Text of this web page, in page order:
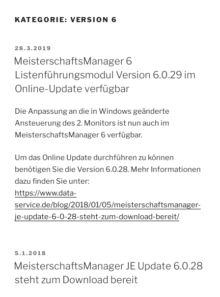
KATEGORIE: VERSION 6
VERÖFFENTLICHT
AM
28.3.2019
MeisterschaftsManager 6
Listenführungsmodul Version 6.0.29 im
Online-Update verfügbar
Die Anpassung an die in Windows geänderte
Ansteuerung des 2. Monitors ist nun auch im
MeisterschaftsManager 6 verfügbar.
Um das Online Update durchführen zu können
benötigen Sie die Version 6.0.28. Mehr Informationen
dazu finden Sie unter:
https://www.data-
service.de/blog/2018/01/05/meisterschaftsmanager-
je-update-6-0-28-steht-zum-download-bereit/
VERÖFFENTLICHT
AM
5.1.2018
MeisterschaftsManager JE Update 6.0.28
steht zum Download bereit